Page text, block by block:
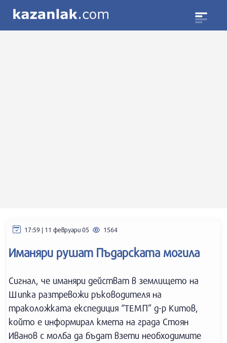
17:59 | 11 февруари 05 1564
Иманяри рушат Пъдарската могила
Сигнал, че иманяри действат в землището на
Шипка разтревожи ръководителя на
траколожката експедиция “ТЕМП” д-р Китов,
който е информирал кмета на града Стоян
Иванов с молба да бъдат взети необходимите